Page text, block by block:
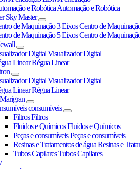
e RobóticaAutomação e Robótica
Sky Master
de Maquinação 3 EixosCentro de
de Maquinação 5 EixosCentro de
DigitalVisualizador Digital
LinearRégua Linear
DigitalVisualizador Digital
LinearRégua Linear
Marigran
consumíveis
FiltrosFiltros
Fluidos e QuímicosFluidos e Químicos
Peças e consumíveisPeças e consumíveis
Resinas e Tratamentos de águaResinas e
Tubos CapilaresTubos Capilares